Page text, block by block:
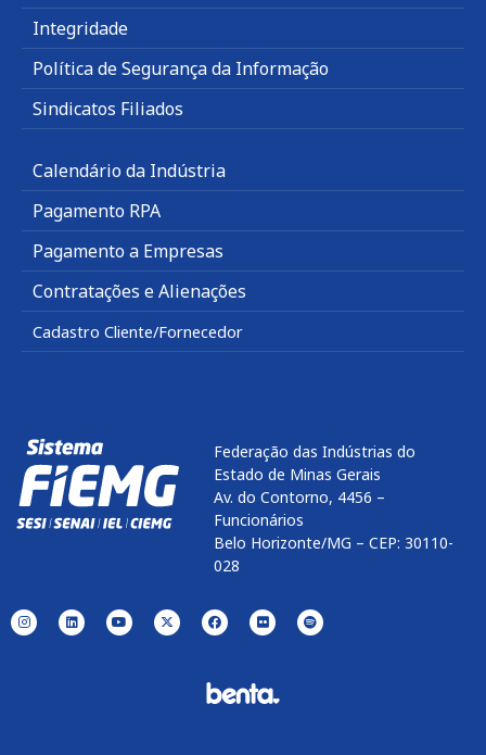
Integridade
Política de Segurança da Informação
Sindicatos Filiados
Calendário da Indústria
Pagamento RPA
Pagamento a Empresas
Contratações e Alienações
Cadastro Cliente/Fornecedor
Federação das Indústrias do
Estado de Minas Gerais
Av. do Contorno, 4456 –
Funcionários
Belo Horizonte/MG – CEP: 30110-
028